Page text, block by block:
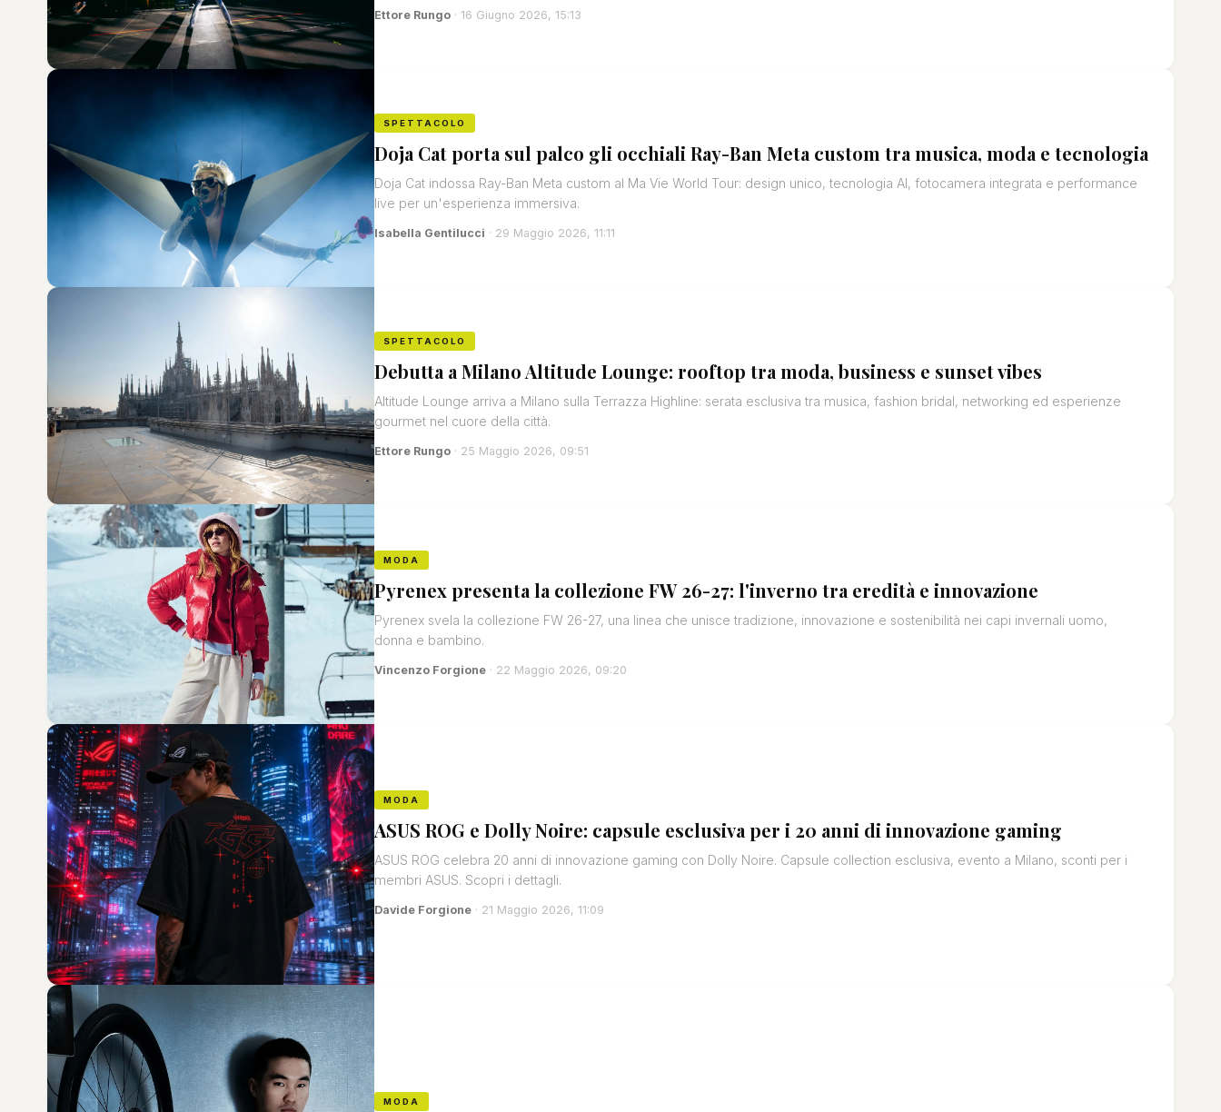
Ettore Rungo · 16 Giugno 2026, 15:13
SPETTACOLO
Doja Cat porta sul palco gli occhiali Ray-Ban Meta custom tra musica, moda e tecnologia
Doja Cat indossa Ray-Ban Meta custom al Ma Vie World Tour: design unico, tecnologia AI, fotocamera integrata e performance
live per un'esperienza immersiva.
Isabella Gentilucci · 29 Maggio 2026, 11:11
SPETTACOLO
Debutta a Milano Altitude Lounge: rooftop tra moda, business e sunset vibes
Altitude Lounge arriva a Milano sulla Terrazza Highline: serata esclusiva tra musica, fashion bridal, networking ed esperienze
gourmet nel cuore della città.
Ettore Rungo · 25 Maggio 2026, 09:51
MODA
Pyrenex presenta la collezione FW 26-27: l'inverno tra eredità e innovazione
Pyrenex svela la collezione FW 26-27, una linea che unisce tradizione, innovazione e sostenibilità nei capi invernali uomo,
donna e bambino.
Vincenzo Forgione · 22 Maggio 2026, 09:20
MODA
ASUS ROG e Dolly Noire: capsule esclusiva per i 20 anni di innovazione gaming
ASUS ROG celebra 20 anni di innovazione gaming con Dolly Noire. Capsule collection esclusiva, evento a Milano, sconti per i
membri ASUS. Scopri i dettagli.
Davide Forgione · 21 Maggio 2026, 11:09
MODA